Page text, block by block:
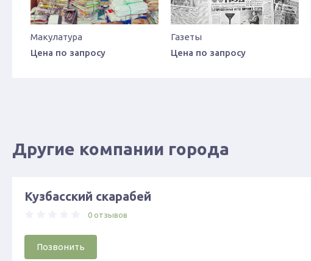
Макулатура
Цена по запросу
Газеты
Цена по запросу
Другие компании города
Кузбасский скарабей
0 отзывов
Позвонить